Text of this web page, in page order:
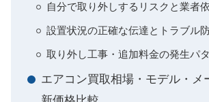
自分で取り外しするリスクと業者
設置状況の正確な伝達とトラブル
取り外し工事・追加料金の発生パ
エアコン買取相場・モデル・メ